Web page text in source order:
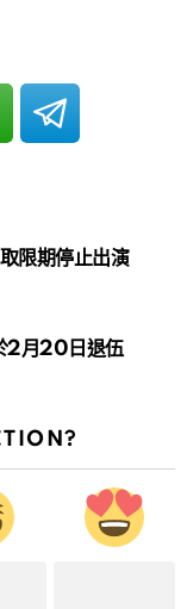
限期停止出演
2月20日退伍